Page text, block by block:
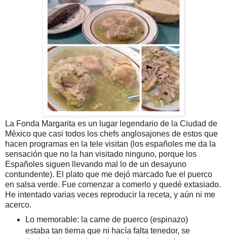
La Fonda Margarita es un lugar legendario de la Ciudad de
México que casi todos los chefs anglosajones de estos que
hacen programas en la tele visitan (los españoles me da la
sensación que no la han visitado ninguno, porque los
Españoles siguen llevando mal lo de un desayuno
contundente). El plato que me dejó marcado fue el puerco
en salsa verde. Fue comenzar a comerlo y quedé extasiado.
He intentado varias veces reproducir la receta, y aún ni me
acerco.
Lo memorable: la carne de puerco (espinazo)
estaba tan tierna que ni hacía falta tenedor, se